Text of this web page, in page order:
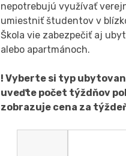
nepotrebujú využívať
umiestniť študentov v
Škola vie zabezpečiť aj
alebo apartmánoch.
! Vyberte si typ
uveďte počet týždňov
zobrazuje cena za